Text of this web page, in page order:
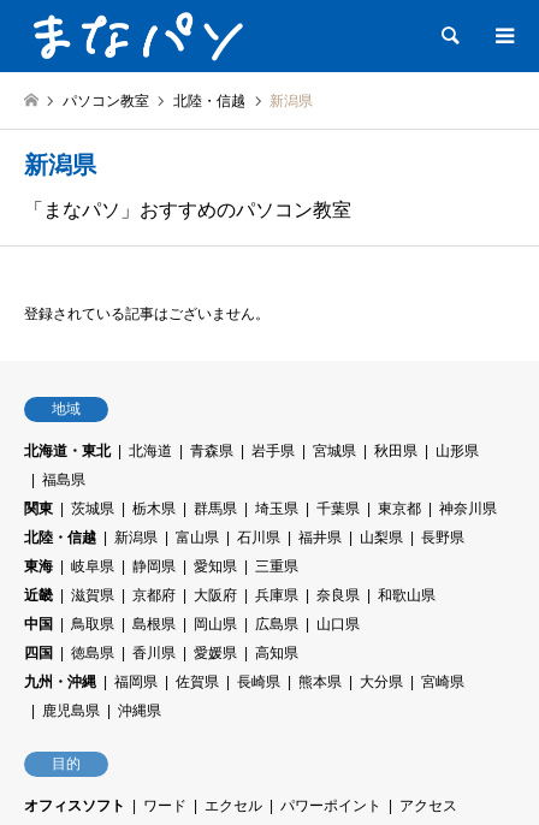
検索
パソコン教室 北陸・信越 新潟県
新潟県
「まなパソ」おすすめのパソコン教室
登録されている記事はございません。
地域
北海道・東北 北海道 青森県 岩手県 宮城県 秋田県
山形県
福島県
関東
茨城県 栃木県 群馬県 埼玉県 千葉県 東京都
神奈川県
北陸・信越
新潟県 富山県 石川県 福井県 山梨県
長野県
東海
岐阜県 静岡県 愛知県
三重県
近畿
滋賀県 京都府 大阪府 兵庫県 奈良県
和歌山県
中国
鳥取県 島根県 岡山県 広島県
山口県
四国
徳島県 香川県 愛媛県
高知県
九州・沖縄
福岡県 佐賀県 長崎県 熊本県 大分県
宮崎県
鹿児島県
沖縄県
目的
オフィスソフト ワード エクセル パワーポイント
アクセス